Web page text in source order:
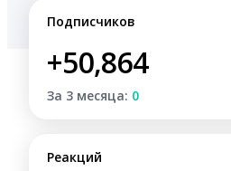
Подписчиков
+50,864
За 3 месяца: 0
Реакций